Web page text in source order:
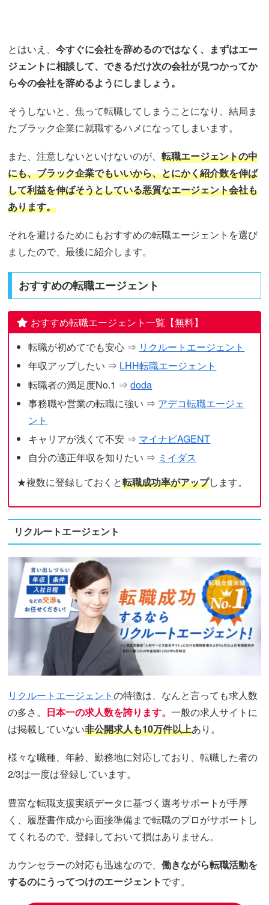
とはいえ、今すぐに会社を辞めるのではなく、まずはエー
ジェントに相談して、できるだけ次の会社が見つかってか
ら今の会社を辞めるようにしましょう。
そうしないと、焦って転職してしまうことになり、結局ま
たブラック企業に就職するハメになってしまいます。
また、注意しないといけないのが、転職エージェントの中
にも、ブラック企業でもいいから、とにかく紹介数を伸ば
して利益を伸ばそうとしている悪質なエージェント会社も
あります。
それを避けるためにもおすすめの転職エージェントを選び
ましたので、最後に紹介します。
おすすめの転職エージェント
おすすめ転職エージェント一覧【無料】
転職が初めてでも安心 ⇒ リクルートエージェント
年収アップしたい ⇒ LHH転職エージェント
転職者の満足度No.1 ⇒doda
事務職や営業の転職に強い ⇒ アデコ転職エージェ
ント
キャリアが浅くて不安 ⇒ マイナビAGENT
自分の適正年収を知りたい ⇒ ミイダス
★複数に登録しておくと転職成功率がアップします。
リクルートエージェント
リクルートエージェントの特徴は、なんと言っても求人数
の多さ。 日本一の求人数を誇ります。一般の求人サイトに
は掲載していない非公開求人も10万件以上あり。
様々な職種、年齢、勤務地に対応しており、転職した者の
2/3は一度は登録しています。
豊富な転職支援実績データに基づく選考サポートが手厚
く、履歴書作成から面接準備まで転職のプロがサポートし
てくれるので、登録しておいて損はありません。
カウンセラーの対応も迅速なので、働きながら転職活動を
するのにうってつけのエージェントです。